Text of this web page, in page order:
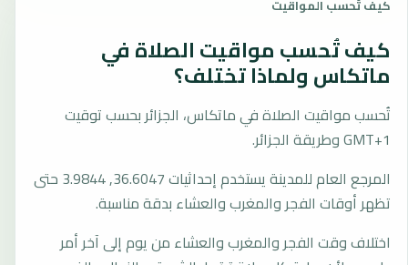
كيف تُحسب المواقيت
كيف تُحسب مواقيت الصلاة في
ماتكاس ولماذا تختلف؟
تُحسب مواقيت الصلاة في ماتكاس، الجزائر بحسب توقيت
GMT+1 وطريقة الجزائر.
المرجع العام للمدينة يستخدم إحداثيات 36.6047, 3.9844 حتى
تظهر أوقات الفجر والمغرب والعشاء بدقة مناسبة.
اختلاف وقت الفجر والمغرب والعشاء من يوم إلى آخر أمر